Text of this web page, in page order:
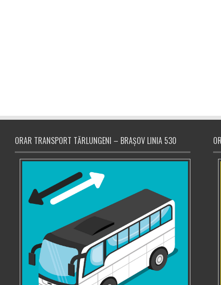
ORAR TRANSPORT TĂRLUNGENI – BRAȘOV LINIA 530